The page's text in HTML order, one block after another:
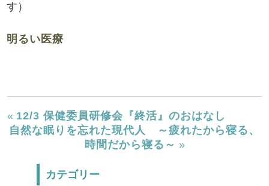
す）
明るい医療
« 12/3 保健委員研修会『終活』のおはなし
自然な眠りを忘れた現代人 ～疲れたから寝る、
時間だから寝る～ »
カテゴリー